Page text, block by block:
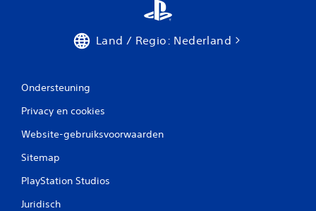
Land / Regio: Nederland
Ondersteuning
Privacy en cookies
Website-gebruiksvoorwaarden
Sitemap
PlayStation Studios
Juridisch